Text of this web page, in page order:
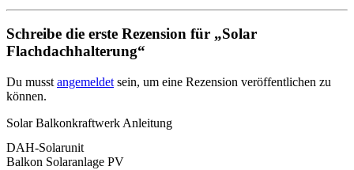
Schreibe die erste Rezension für „Solar
Flachdachhalterung“
Du musst angemeldet sein, um eine Rezension veröffentlichen zu
können.
Solar Balkonkraftwerk Anleitung
DAH-Solarunit
Balkon Solaranlage PV